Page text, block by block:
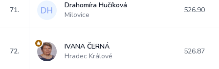
71.
Drahomíra Hučíková
Milovice
526.90
72.
IVANA ČERNÁ
Hradec Králové
526.87